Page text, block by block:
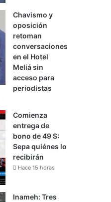
Chavismo y
oposición
retoman
conversaciones
en el Hotel
Meliá sin
acceso para
periodistas
Comienza
entrega de
bono de 49 $:
Sepa quiénes lo
recibirán
Hace 15 horas
Inameh: Tres